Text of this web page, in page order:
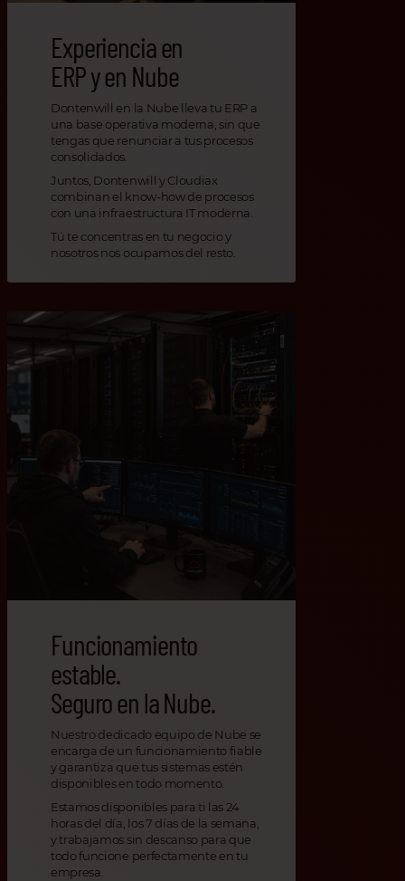
Experiencia en
ERP y en Nube
Dontenwill en la Nube lleva tu ERP a
una base operativa moderna, sin que
tengas que renunciar a tus procesos
consolidados.
Juntos, Dontenwill y Cloudiax
combinan el know-how de procesos
con una infraestructura IT moderna.
Tú te concentras en tu negocio y
nosotros nos ocupamos del resto.
Funcionamiento
estable.
Seguro en la Nube.
Nuestro dedicado equipo de Nube se
encarga de un funcionamiento fiable
y garantiza que tus sistemas estén
disponibles en todo momento.
Estamos disponibles para ti las 24
horas del día, los 7 días de la semana,
y trabajamos sin descanso para que
todo funcione perfectamente en tu
empresa.